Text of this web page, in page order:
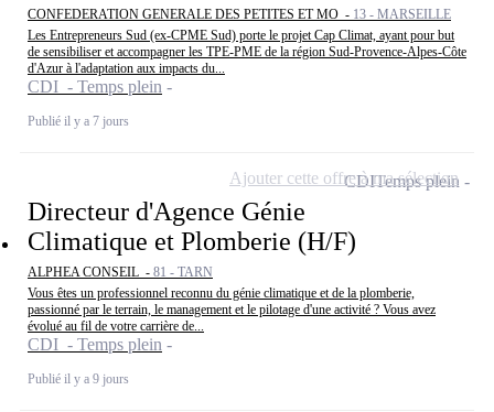
CONFEDERATION GENERALE DES PETITES ET MO - 13 - MARSEILLE
Les Entrepreneurs Sud (ex-CPME Sud) porte le projet Cap Climat, ayant pour but
de sensibiliser et accompagner les TPE-PME de la région Sud-Provence-Alpes-Côte
d'Azur à l'adaptation aux impacts du...
CDI - Temps plein
Publié il y a 7 jours
Directeur d'Agence Génie
Climatique et Plomberie (H/F)
ALPHEA CONSEIL - 81 - TARN
Vous êtes un professionnel reconnu du génie climatique et de la plomberie,
passionné par le terrain, le management et le pilotage d'une activité ? Vous avez
évolué au fil de votre carrière de...
CDI - Temps plein
Publié il y a 9 jours
CDITemps plein
Ajouter cette offre à ma sélection